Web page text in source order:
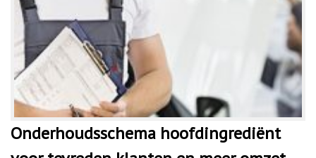
Onderhoudsschema hoofdingrediënt